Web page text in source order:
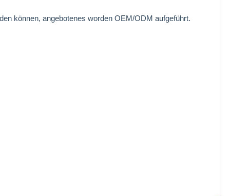
können, angebotenes worden OEM/ODM aufgeführt.